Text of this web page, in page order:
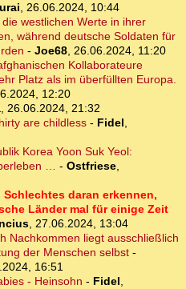
, 26.06.2024, 10:44
westlichen Werte in ihrer
während deutsche Soldaten für
- Joe68, 26.06.2024, 11:20
Kollaborateure
Platz als im überfüllten Europa.
12:20
, 26.06.2024, 21:32
are childless- Fidel,
Korea Yoon Suk Yeol:
… - Ostfriese,
daran erkennen,
Länder mal für einige Zeit
, 27.06.2024, 13:04
Nachkommen liegt ausschließlich
der Menschen selbst -
16:51
- Heinsohn - Fidel,